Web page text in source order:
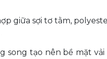
giữa sợi tơ tằm,
song tạo nên bề mặt